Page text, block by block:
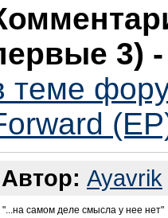
3)
теме
Автор: Ayavrik
"...на самом деле смысла у нее нет"